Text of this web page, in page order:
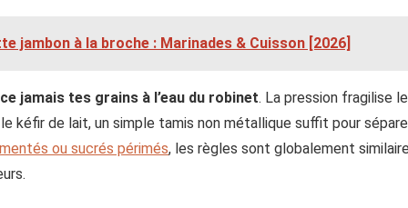
jambon à la broche : Marinades & Cuisson [2026]
jamais tes grains à l’eau du robinet. La pression fragilise
kéfir de lait, un simple tamis non métallique suffit pour
ou sucrés périmés, les règles sont globalement